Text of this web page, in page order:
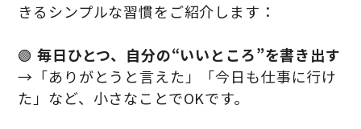
きるシンプルな習慣をご紹介します：
🟢毎日ひとつ、自分の“いいところ”を書き出す
→「ありがとうと言えた」「今日も仕事に行け
た」など、小さなことでOKです。